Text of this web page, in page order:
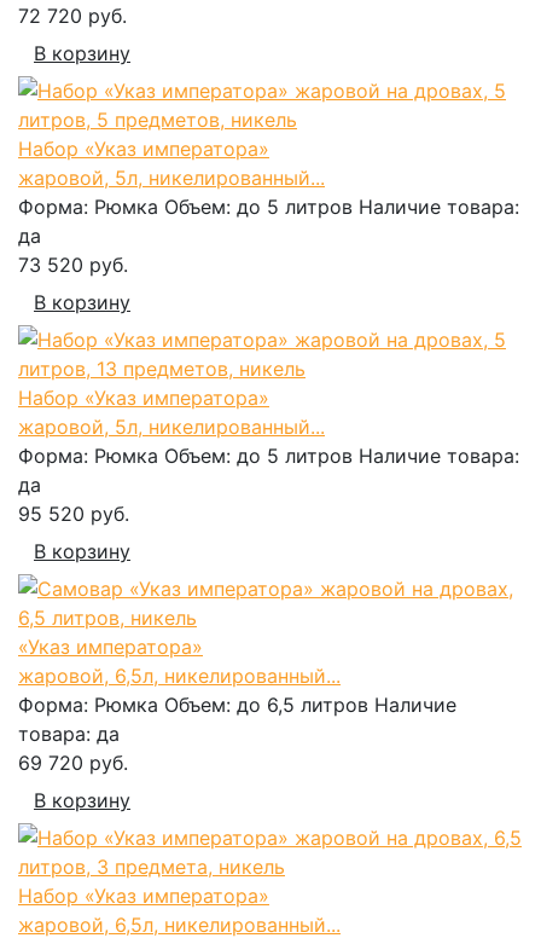
72 720 руб.
В корзину
Набор «Указ императора»
жаровой, 5л, никелированный...
Форма: Рюмка Объем: до 5 литров Наличие товара:
да
73 520 руб.
В корзину
Набор «Указ императора»
жаровой, 5л, никелированный...
Форма: Рюмка Объем: до 5 литров Наличие товара:
да
95 520 руб.
В корзину
«Указ императора»
жаровой, 6,5л, никелированный...
Форма: Рюмка Объем: до 6,5 литров Наличие
товара: да
69 720 руб.
В корзину
Набор «Указ императора»
жаровой, 6,5л, никелированный...